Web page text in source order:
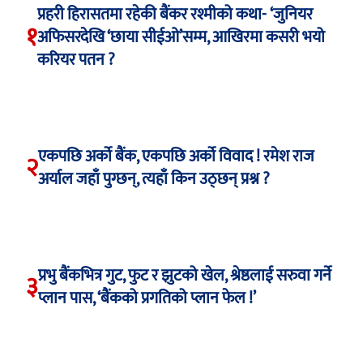
१
प्रहरी हिरासतमा रहेकी बैंकर रश्मीको कथा- ‘जुनियर
अफिसरदेखि ‘छाया सीईओ’सम्म, आखिरमा कसरी भयो
करियर पतन ?
२एकपछि अर्को बैंक, एकपछि अर्को विवाद ! रमेश राज
अर्याल जहाँ पुग्छन्, त्यहाँ किन उठ्छन् प्रश्न ?
३प्रभु बैंकभित्र गुट, फुट र झुटको खेल, श्रेष्ठलाई सरुवा गर्ने
प्लान पास, ‘बैंकको प्रगतिको प्लान फेल !’